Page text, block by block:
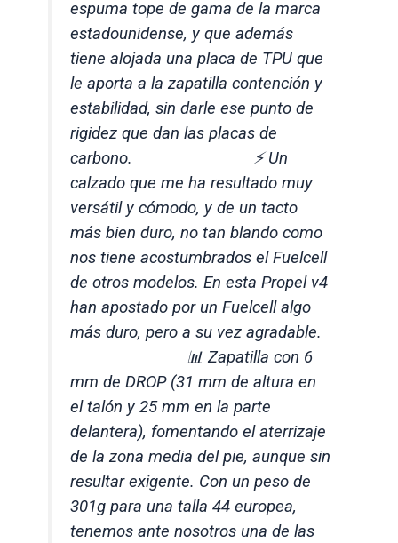
espuma tope de gama de la marca
estadounidense, y que además
tiene alojada una placa de TPU que
le aporta a la zapatilla contención y
estabilidad, sin darle ese punto de
rigidez que dan las placas de
carbono. ⠀⠀⠀⠀⠀⠀⠀⠀⠀ ⚡️ Un
calzado que me ha resultado muy
versátil y cómodo, y de un tacto
más bien duro, no tan blando como
nos tiene acostumbrados el Fuelcell
de otros modelos. En esta Propel v4
han apostado por un Fuelcell algo
más duro, pero a su vez agradable.
⠀⠀⠀⠀⠀⠀⠀⠀⠀ 📊 Zapatilla con 6
mm de DROP (31 mm de altura en
el talón y 25 mm en la parte
delantera), fomentando el aterrizaje
de la zona media del pie, aunque sin
resultar exigente. Con un peso de
301g para una talla 44 europea,
tenemos ante nosotros una de las